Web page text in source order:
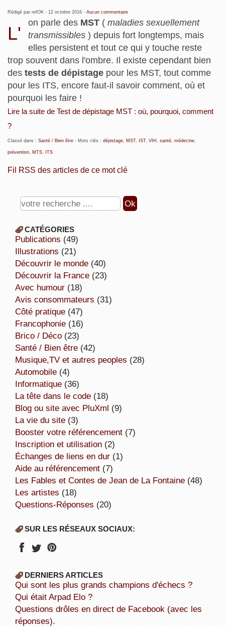
Rédigé par refOK - 12 octobre 2016- Aucun commentaire
L'
on parle des MST (maladies sexuellement
transmissibles ) depuis fort longtemps, mais
elles persistent et tout ce qui y touche reste
trop souvent dans l'ombre. Il existe cependant bien
des tests de dépistagepour les MST, tout comme
pour les ITS, encore faut-il savoir comment, où et
pourquoi les faire !
Lire la suite de Test de dépistage MST : où, pourquoi, comment
?
Classé dans : Santé / Bien être- Mots clés : dépistage, MST, IST, VIH santé, médecine,
prévention, MTS, ITS
Fil RSS des articles de ce mot clé
CATÉGORIES
publications (49)
illustrations (21)
découvrir le monde(40)
découvrir la France(23)
avec humour(18)
avis consommateurs (31)
côté pratique(47)
Francophonie(16)
Brico / Déco(23)
Santé / Bien être(42)
Musique,TV et autres peoples (28)
Automobile(4)
informatique(36)
la tête dans le code(18)
Blog ou site avec PluXml (9)
la vie du site(3)
booster votre référencement(7)
inscription et utilisation(2)
échanges de liens en dur(1)
aide au référencement(7)
Les Fables et Contes de Jean de La Fontaine(48)
Les artistes (18)
Questions-Réponses (20)
SUR LES RÉSEAUX SOCIAUX:
DERNIERS ARTICLES
Qui sont les plus grands champions d'échecs ?
Qui était Arpad Elo ?
Questions drôles en direct de Facebook (avec les
réponses).